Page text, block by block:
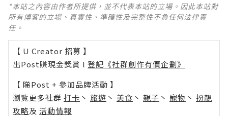
*本站之內容由作者所提供，並不代表本站的立場。因此本站對
所有博客的立場、真實性、準確性及完整性不負任何法律責
任。
【 U Creator 招募 】
出Post賺現金獎賞 l 登記《社群創作有價企劃》
【 睇Post + 參加品牌活動 】
瀏覽更多社群 打卡 丶 旅遊 丶 美食 丶 親子 丶 寵物 丶 扮靚
攻略及 活動情報